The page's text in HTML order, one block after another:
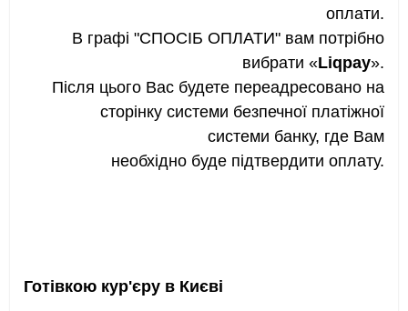
оплати.
В графі "СПОСІБ ОПЛАТИ" вам потрібно
вибрати «Liqpay».
Після цього Вас будете переадресовано на
сторінку системи безпечної платіжної
системи банку, где Вам
необхідно буде підтвердити оплату.
Готівкою кур'єру в Києві